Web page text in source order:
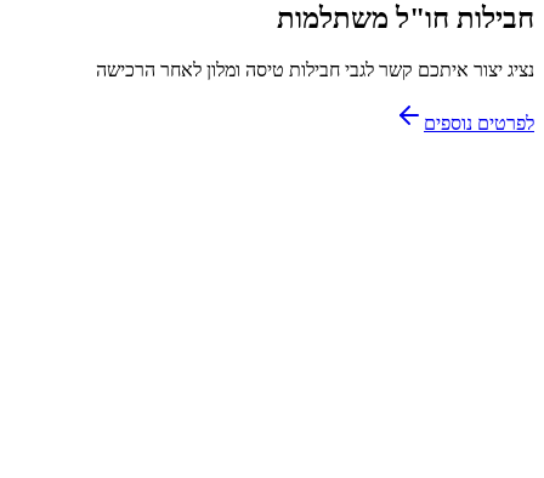
חבילות חו"ל משתלמות
נציג יצור איתכם קשר לגבי חבילות טיסה ומלון לאחר הרכישה
לפרטים נוספים